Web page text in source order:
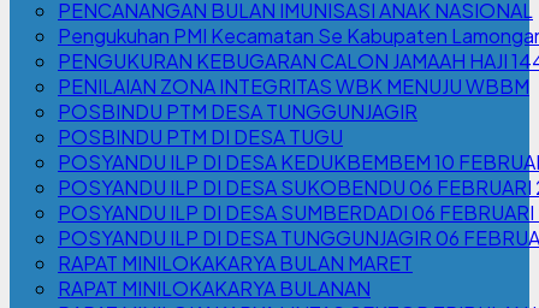
PENCANANGAN BULAN IMUNISASI ANAK NASIONAL
Pengukuhan PMI Kecamatan Se Kabupaten
PENGUKURAN KEBUGARAN CALON JAMAAH HAJI
PENILAIAN ZONA INTEGRITAS WBK MENUJU WBBM
POSBINDU PTM DESA TUNGGUNJAGIR
POSBINDU PTM DI DESA TUGU
POSYANDU ILP DI DESA KEDUKBEMBEM 10
POSYANDU ILP DI DESA SUKOBENDU 06
POSYANDU ILP DI DESA SUMBERDADI 06
POSYANDU ILP DI DESA TUNGGUNJAGIR 06
RAPAT MINILOKAKARYA BULAN MARET
RAPAT MINILOKAKARYA BULANAN